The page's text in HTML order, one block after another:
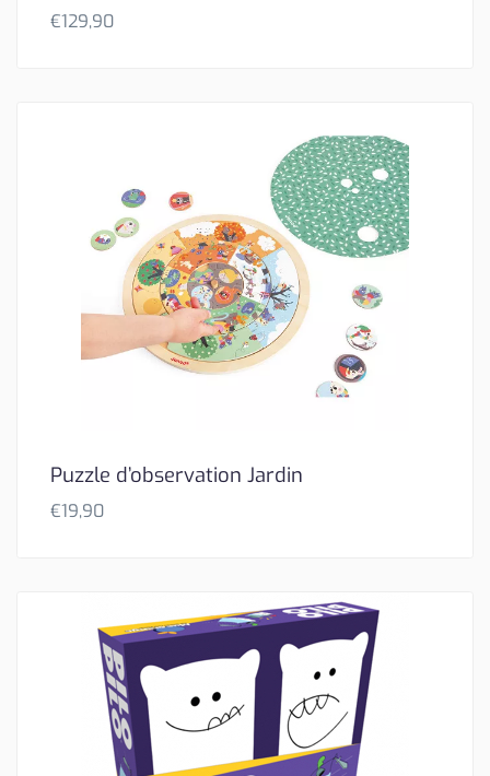
€129,90
Puzzle d’observation Jardin
€19,90